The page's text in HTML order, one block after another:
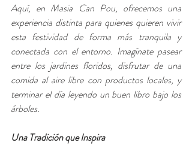
Aquí, en Masia Can Pou, ofrecemos una
experiencia distinta para quienes quieren vivir
esta festividad de forma más tranquila y
conectada con el entorno. Imagínate pasear
entre los jardines floridos, disfrutar de una
comida al aire libre con productos locales, y
terminar el día leyendo un buen libro bajo los
árboles.
Una Tradición que Inspira